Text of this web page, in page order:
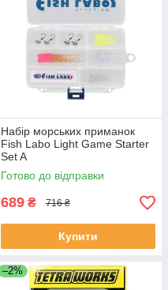
Набір морських приманок
Fish Labo Light Game Starter
Set A
Готово до відправки
689 ₴ 716 ₴
Купити
–2%